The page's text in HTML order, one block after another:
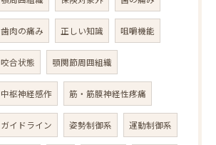
歯肉の痛み 正しい知識 咀嚼機能
咬合状態 顎関節周囲組織
中枢神経感作 筋・筋膜神経性疼痛
ガイドライン 姿勢制御系 運動制御系